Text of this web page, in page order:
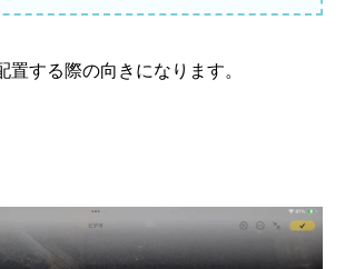
置する際の向きになります。